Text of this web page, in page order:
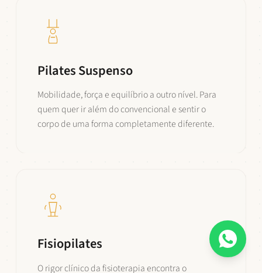
Pilates Suspenso
Mobilidade, força e equilíbrio a outro nível. Para
quem quer ir além do convencional e sentir o
corpo de uma forma completamente diferente.
Fisiopilates
O rigor clínico da fisioterapia encontra o